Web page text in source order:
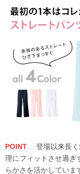
POINT
登場以来長
理にフィットさせ過ぎ
らかさを活かしていま